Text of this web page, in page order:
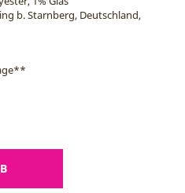
b. Starnberg, Deutschland,
**